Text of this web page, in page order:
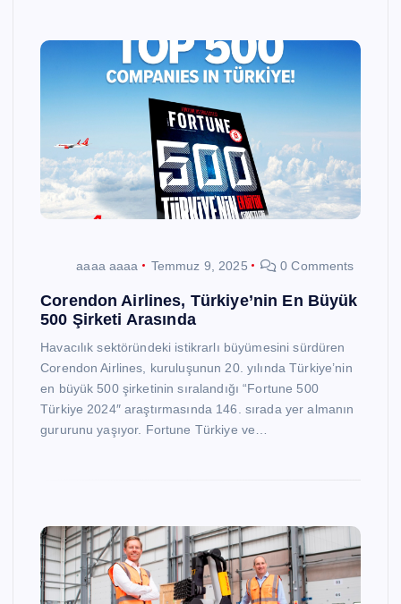
aaaa aaaa Temmuz 9, 2025 0 Comments
Corendon Airlines, Türkiye’nin En Büyük
500 Şirketi Arasında
Havacılık sektöründeki istikrarlı büyümesini sürdüren
Corendon Airlines, kuruluşunun 20. yılında Türkiye’nin
en büyük 500 şirketinin sıralandığı “Fortune 500
Türkiye 2024″ araştırmasında 146. sırada yer almanın
gururunu yaşıyor. Fortune Türkiye ve…